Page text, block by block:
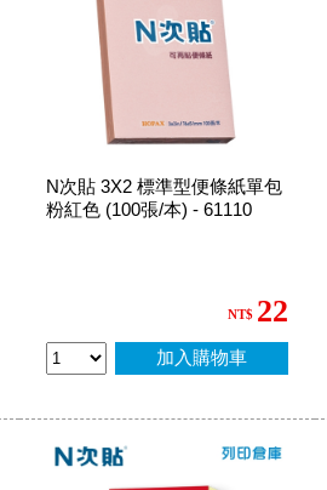
N次貼 3X2 標準型便條紙單包
粉紅色 (100張/本) - 61110
NT$ 22
加入購物車